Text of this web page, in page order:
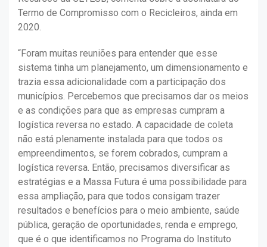
Termo de Compromisso com o Recicleiros, ainda em
2020.
“Foram muitas reuniões para entender que esse
sistema tinha um planejamento, um dimensionamento e
trazia essa adicionalidade com a participação dos
municípios. Percebemos que precisamos dar os meios
e as condições para que as empresas cumpram a
logística reversa no estado. A capacidade de coleta
não está plenamente instalada para que todos os
empreendimentos, se forem cobrados, cumpram a
logística reversa. Então, precisamos diversificar as
estratégias e a Massa Futura é uma possibilidade para
essa ampliação, para que todos consigam trazer
resultados e benefícios para o meio ambiente, saúde
pública, geração de oportunidades, renda e emprego,
que é o que identificamos no Programa do Instituto